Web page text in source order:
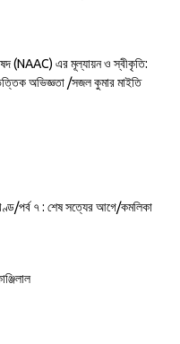
(NAAC) এর মূল্যায়ন ও স্বীকৃতি:
অভিজ্ঞতা /সজল কুমার মাইতি
পর্ব ৭ : শেষ সত্যের আগে/কমলিকা